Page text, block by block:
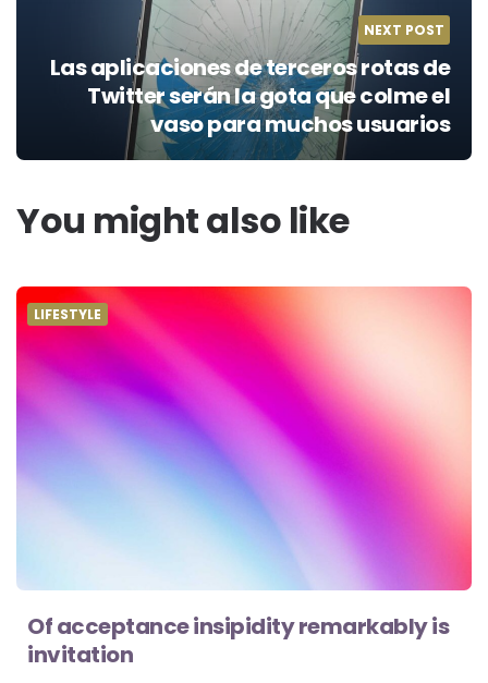
NEXT POST
Las aplicaciones de terceros rotas de
Twitter serán la gota que colme el
vaso para muchos usuarios
You might also like
LIFESTYLE
Of acceptance insipidity remarkably is
invitation